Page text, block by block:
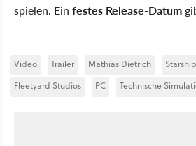
spielen. Ein festes Release-Datum
Video Trailer Mathias Dietrich
Fleetyard Studios
PC Technische